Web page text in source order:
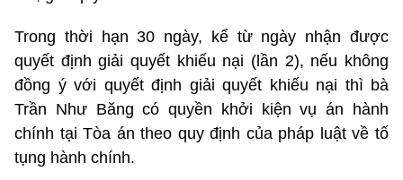
Trong thời hạn 30 ngày, kể từ ngày nhận được
quyết định giải quyết khiếu nại (lần 2), nếu không
đồng ý với quyết định giải quyết khiếu nại thì bà
Trần Như Băng có quyền khởi kiện vụ án hành
chính tại Tòa án theo quy định của pháp luật về tố
tụng hành chính.